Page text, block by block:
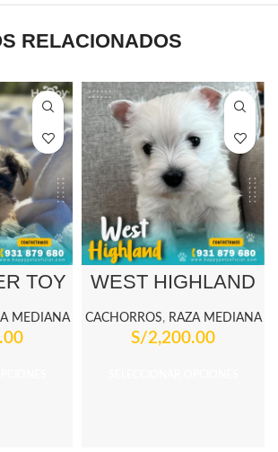
RELACIONADOS
TOY
MEDIANA
WEST HIGHLAND
CACHORROS, RAZA MEDIANA
S/2,200.00